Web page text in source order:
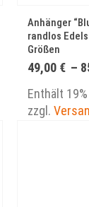
Anhänger
randlos
Größen
49,00 € –
Enthält
zzgl.